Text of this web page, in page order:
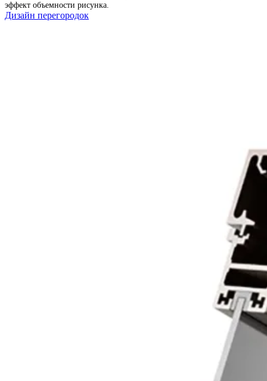
эффект объемности рисунка.
Дизайн перегородок